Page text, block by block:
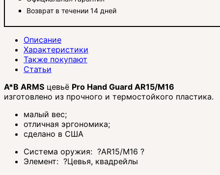
Возврат в течении 14 дней
Описание
Характеристики
Также покупают
Статьи
A*B ARMS цевьё Pro Hand Guard AR15/M16
изготовлено из прочного и термостойкого пластика.
малый вес;
отличная эргономика;
сделано в США
Система оружия: ?AR15/M16 ?
Элемент: ?Цевья, квадрейлы